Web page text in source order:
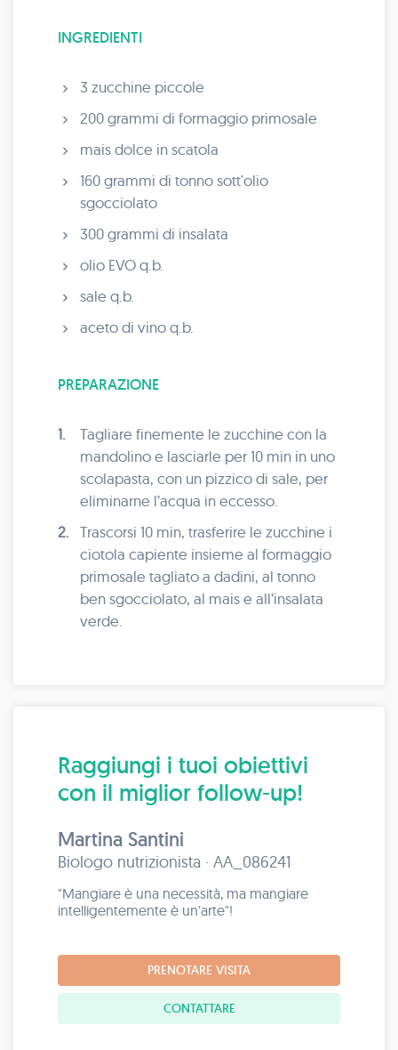
INGREDIENTI
3 zucchine piccole
200 grammi di formaggio primosale
mais dolce in scatola
160 grammi di tonno sott'olio
sgocciolato
300 grammi di insalata
olio EVO q.b.
sale q.b.
aceto di vino q.b.
PREPARAZIONE
1.
Tagliare finemente le zucchine con la
mandolino e lasciarle per 10 min in uno
scolapasta, con un pizzico di sale, per
eliminarne l’acqua in eccesso.
2.
Trascorsi 10 min, trasferire le zucchine i
ciotola capiente insieme al formaggio
primosale tagliato a dadini, al tonno
ben sgocciolato, al mais e all’insalata
verde.
Raggiungi i tuoi obiettivi
con il miglior follow-up!
Martina Santini
Biologo nutrizionista · AA_086241
"Mangiare è una necessità, ma mangiare
intelligentemente è un'arte"!
PRENOTARE VISITA
CONTATTARE